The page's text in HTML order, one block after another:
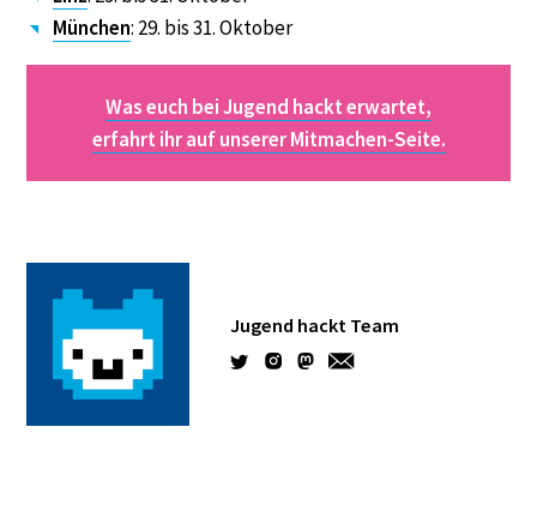
München: 29. bis 31. Oktober
Was euch bei Jugend hackt erwartet,
erfahrt ihr auf unserer Mitmachen-Seite.
Jugend hackt Team